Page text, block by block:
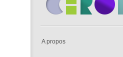
A propos